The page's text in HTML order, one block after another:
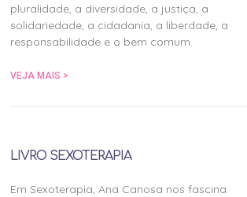
pluralidade, a diversidade, a justiça, a
solidariedade, a cidadania, a liberdade, a
responsabilidade e o bem comum.
VEJA MAIS >
LIVRO SEXOTERAPIA
Em Sexoterapia, Ana Canosa nos fascina